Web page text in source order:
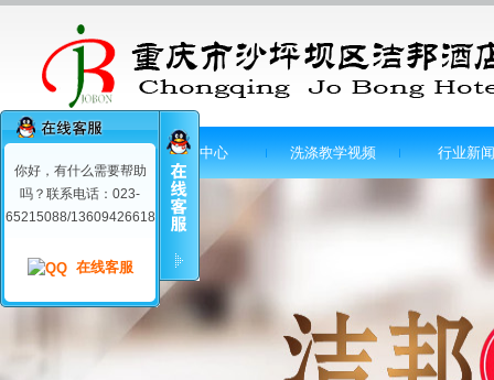
产品中心 洗涤教学视频 行业新闻
你好，有什么需要帮助
吗？联系电话：023-
65215088/13609426618
在线客服